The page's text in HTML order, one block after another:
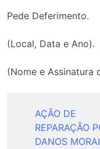
Pede Deferimento.
(Local, Data e Ano).
(Nome e Assinatura
Post
AÇÃO DE
REPARAÇÃO
DANOS